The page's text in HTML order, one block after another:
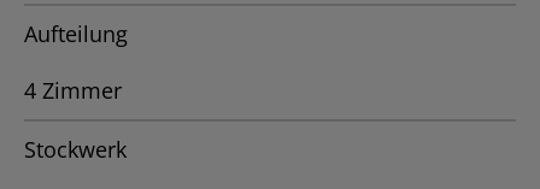
Aufteilung
4 Zimmer
Stockwerk